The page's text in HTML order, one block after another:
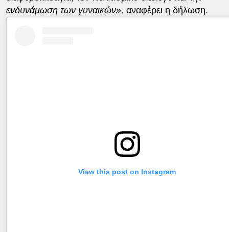
ενδυνάμωση των γυναικών», αναφέρει η δήλωση.
View this post on Instagram